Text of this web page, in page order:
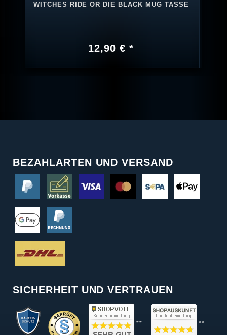
WITCHES RIDE OR DIE BLACK MUG TASSE
12,90 € *
BEZAHLARTEN UND VERSAND
SICHERHEIT UND VERTRAUEN
** **